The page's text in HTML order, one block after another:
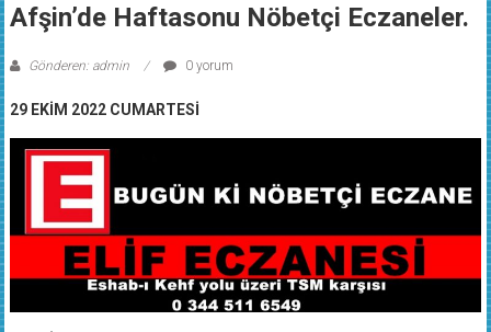
Afşin’de Haftasonu Nöbetçi Eczaneler.
Gönderen: admin 0 yorum
29 EKİM 2022 CUMARTESİ